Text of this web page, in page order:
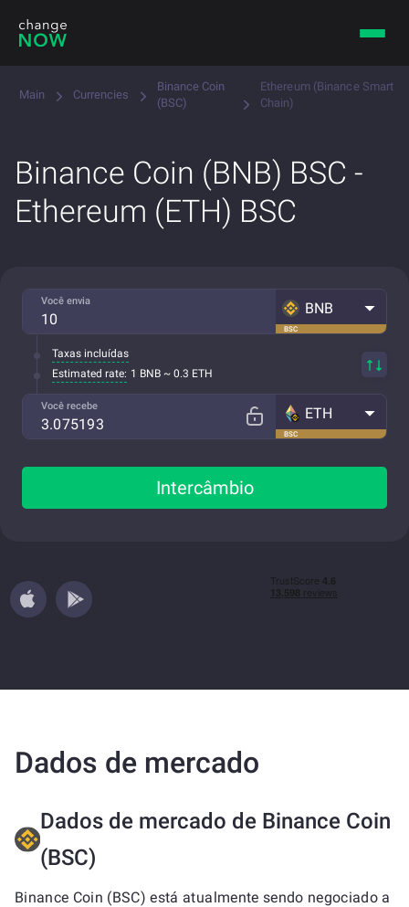
Main Currencies
Binance Coin
(BSC)
Ethereum (Binance Smart
Chain)
Binance Coin (BNB) BSC -
Ethereum (ETH) BSC
Você envia
BSC
BNB
Taxas incluídas
Estimated rate: 1 BNB ~ 0.3 ETH
Você recebe
BSC
ETH
Intercâmbio
Dados de mercado
Dados de mercado de Binance Coin
(BSC)
Binance Coin (BSC) está atualmente sendo negociado a